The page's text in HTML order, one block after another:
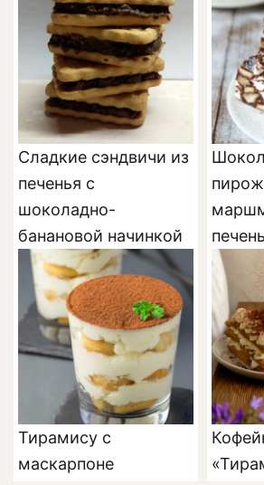
Сладкие сэндвичи из
печенья с
шоколадно-
банановой начинкой
Тирамису с
маскарпоне